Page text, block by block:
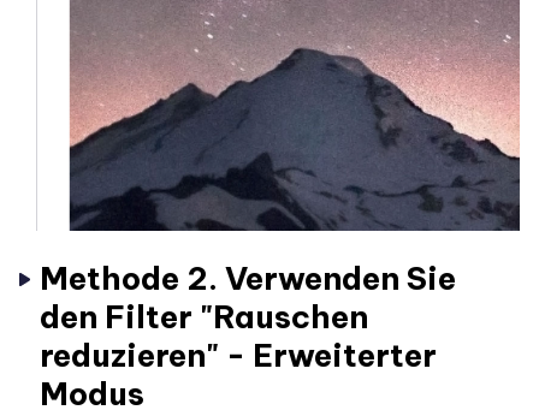
Methode 2. Verwenden Sie
den Filter "Rauschen
reduzieren" - Erweiterter
Modus